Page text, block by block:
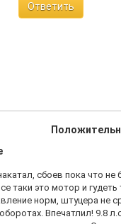
Ответить
сбоев пока что не
таки это мотор и
норм, штуцера не
Впечатлил! 9.8